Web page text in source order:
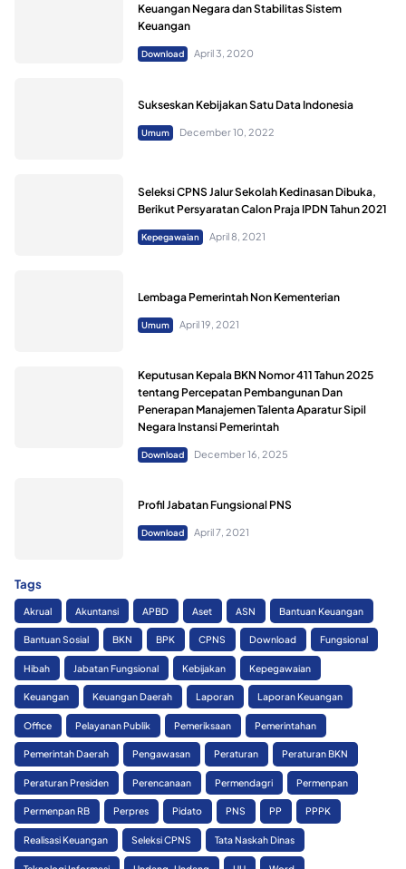
Keuangan Negara dan Stabilitas Sistem
Keuangan
Download April 3, 2020
Sukseskan Kebijakan Satu Data Indonesia
Umum December 10, 2022
Seleksi CPNS Jalur Sekolah Kedinasan Dibuka,
Berikut Persyaratan Calon Praja IPDN Tahun 2021
Kepegawaian April 8, 2021
Lembaga Pemerintah Non Kementerian
Umum April 19, 2021
Keputusan Kepala BKN Nomor 411 Tahun 2025
tentang Percepatan Pembangunan Dan
Penerapan Manajemen Talenta Aparatur Sipil
Negara Instansi Pemerintah
Download December 16, 2025
Profil Jabatan Fungsional PNS
Download April 7, 2021
Tags
Akrual Akuntansi APBD Aset ASN Bantuan Keuangan
Bantuan Sosial BKN BPK CPNS Download Fungsional
Hibah Jabatan Fungsional Kebijakan Kepegawaian
Keuangan Keuangan Daerah Laporan Laporan Keuangan
Office Pelayanan Publik Pemeriksaan Pemerintahan
Pemerintah Daerah Pengawasan Peraturan Peraturan BKN
Peraturan Presiden Perencanaan Permendagri Permenpan
Permenpan RB Perpres Pidato PNS PP PPPK
Realisasi Keuangan Seleksi CPNS Tata Naskah Dinas